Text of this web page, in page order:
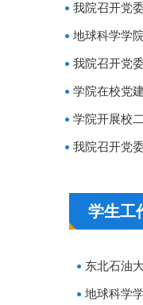
我院召开党
学院在校党
学院开展校
我院召开党
学生工